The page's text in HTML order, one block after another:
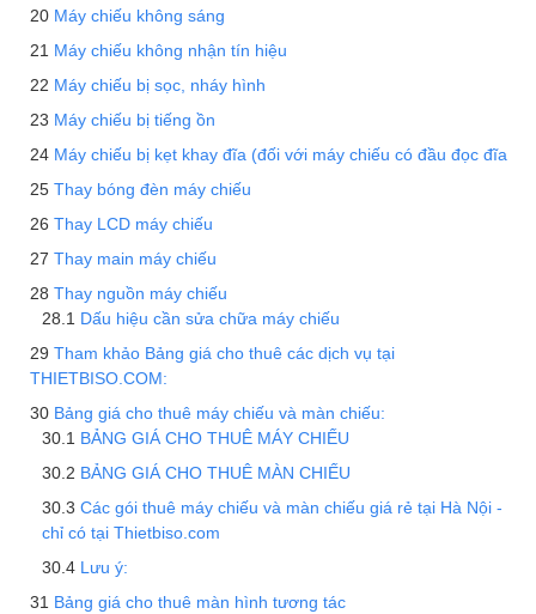
Máy chiếu không sáng
Máy chiếu không nhận tín hiệu
Máy chiếu bị sọc, nháy hình
Máy chiếu bị tiếng ồn
Máy chiếu bị kẹt khay đĩa (đối với máy chiếu có đầu đọc đĩa
Thay bóng đèn máy chiếu
Thay LCD máy chiếu
Thay main máy chiếu
Thay nguồn máy chiếu
Dấu hiệu cần sửa chữa máy chiếu
Tham khảo Bảng giá cho thuê các dịch vụ tại
THIETBISO.COM:
Bảng giá cho thuê máy chiếu và màn chiếu:
BẢNG GIÁ CHO THUÊ MÁY CHIẾU
BẢNG GIÁ CHO THUÊ MÀN CHIẾU
Các gói thuê máy chiếu và màn chiếu giá rẻ tại Hà Nội -
chỉ có tại Thietbiso.com
Lưu ý:
Bảng giá cho thuê màn hình tương tác